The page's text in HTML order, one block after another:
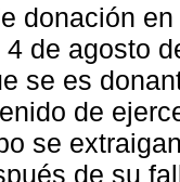
donación
de agosto
se es
de
se
de su